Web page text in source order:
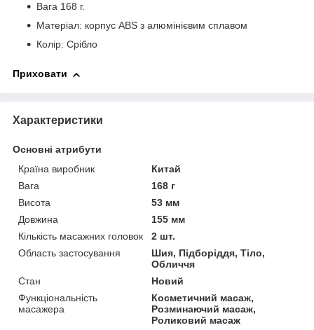
Вага 168 г.
Матеріал: корпус ABS з алюмінієвим сплавом
Колір: Срібло
Приховати
Характеристики
Основні атрибути
Країна виробник
Китай
Вага
168 г
Висота
53 мм
Довжина
155 мм
Кількість масажних головок
2 шт.
Область застосування
Шия, Підборіддя, Тіло,
Обличчя
Стан
Новий
Функціональність
масажера
Косметичний масаж,
Розминаючий масаж,
Роликовий масаж